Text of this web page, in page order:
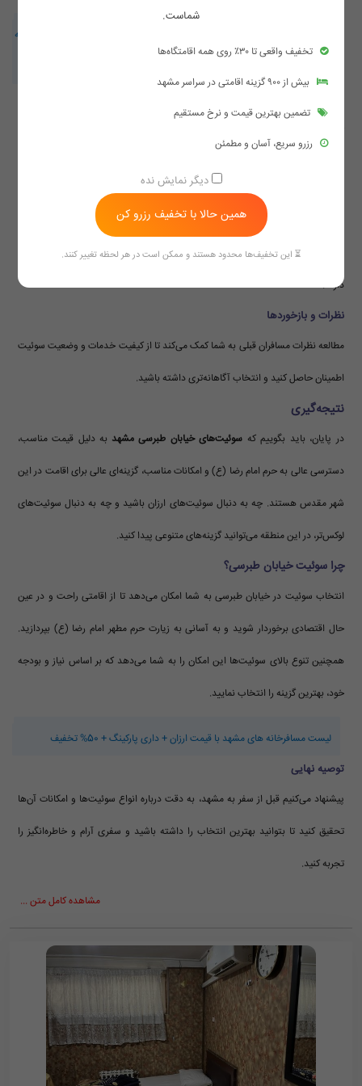
هتل آپارتمان یک خوابه در مشهد | هتل آپارتمان مشهد با غذا، پارکینگ و صبحانه
نزدیکی به حرم و مراکز مهم شهر یکی از عوامل کلیدی است که باید در نظر گرفته شود.
سوئیت‌هایی که دسترسی بهتری دارند، معمولاً ارزش بیشتری برای هزینه پرداختی
دارند.
نظرات و بازخوردها
مطالعه نظرات مسافران قبلی به شما کمک می‌کند تا از کیفیت خدمات و وضعیت سوئیت
اطمینان حاصل کنید و انتخاب آگاهانه‌تری داشته باشید.
نتیجه‌گیری
در پایان، باید بگوییم که سوئیت‌های خیابان طبرسی مشهد به دلیل قیمت مناسب،
دسترسی عالی به حرم امام رضا (ع) و امکانات مناسب، گزینه‌ای عالی برای اقامت در این
شهر مقدس هستند. چه به دنبال سوئیت‌های ارزان باشید و چه به دنبال سوئیت‌های
لوکس‌تر، در این منطقه می‌توانید گزینه‌های متنوعی پیدا کنید.
چرا سوئیت خیابان طبرسی؟
انتخاب سوئیت در خیابان طبرسی به شما امکان می‌دهد تا از اقامتی راحت و در عین
حال اقتصادی برخوردار شوید و به آسانی به زیارت حرم مطهر امام رضا (ع) بپردازید.
همچنین تنوع بالای سوئیت‌ها این امکان را به شما می‌دهد که بر اساس نیاز و بودجه
خود، بهترین گزینه را انتخاب نمایید.
لیست مسافرخانه های مشهد با قیمت ارزان + داری پارکینگ + 50% تخفیف
توصیه نهایی
پیشنهاد می‌کنیم قبل از سفر به مشهد، به دقت درباره انواع سوئیت‌ها و امکانات آن‌ها
تحقیق کنید تا بتوانید بهترین انتخاب را داشته باشید و سفری آرام و خاطره‌انگیز را
تجربه کنید.
مشاهده کامل متن ...
شماست.
تخفیف واقعی تا ۳۰٪ روی همه اقامتگاه‌ها
بیش از ۹۰۰ گزینه اقامتی در سراسر مشهد
تضمین بهترین قیمت و نرخ مستقیم
رزرو سریع، آسان و مطمئن
دیگر نمایش نده
همین حالا با تخفیف رزرو کن
⏳ این تخفیف‌ها محدود هستند و ممکن است در هر لحظه تغییر کنند.